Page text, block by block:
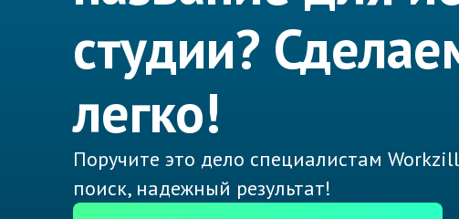
студии?
легко!
Поручите это дело специалистам
поиск, надежный результат!